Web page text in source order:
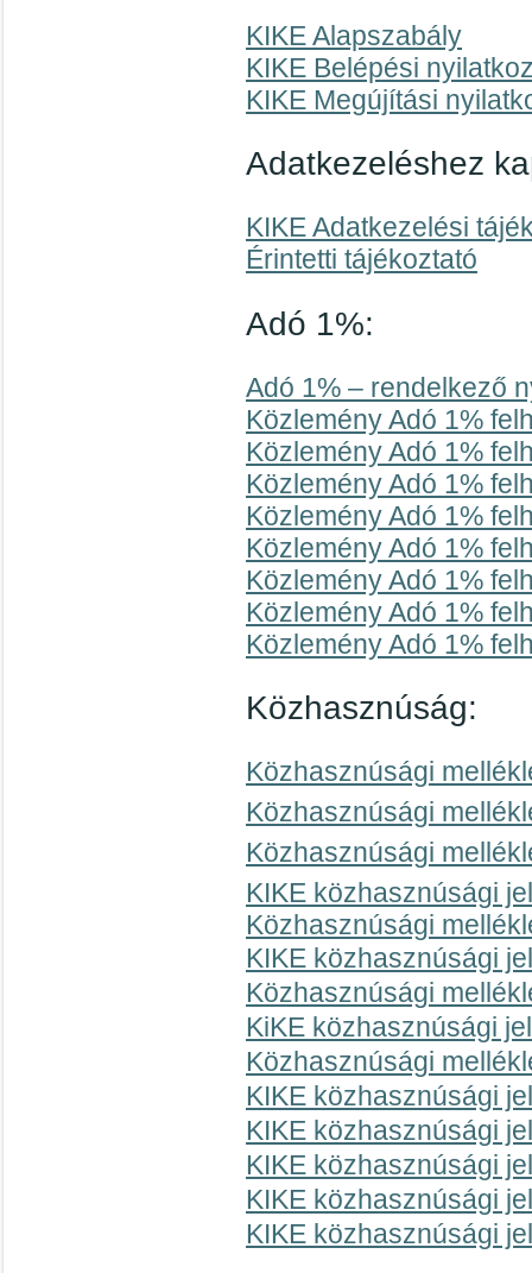
KIKE Alapszabály
KIKE Belépési
KIKE Megújítási
Adatkezeléshez
KIKE Adatkezelési
Érintetti tájékoztató
Adó 1%:
Adó 1% – rendelkező
Közlemény Adó 1%
Közlemény Adó 1%
Közlemény Adó 1%
Közlemény Adó 1%
Közlemény Adó 1%
Közlemény Adó 1%
Közlemény Adó 1%
Közlemény Adó 1%
Közhasznúság:
Közhasznúsági
Közhasznúsági
Közhasznúsági
KIKE közhasznúsági
Közhasznúsági
KIKE közhasznúsági
Közhasznúsági
KiKE közhasznúsági
Közhasznúsági
KIKE közhasznúsági
KIKE közhasznúsági
KIKE közhasznúsági
KIKE közhasznúsági
KIKE közhasznúsági